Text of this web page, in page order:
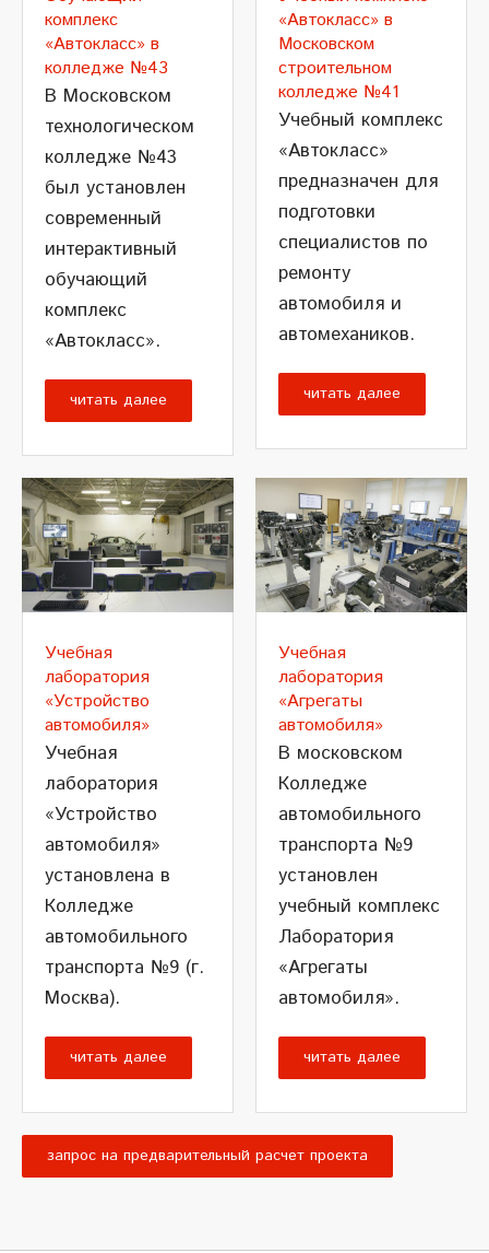
комплекс
«Автокласс» в
колледже №43
В Московском
технологическом
колледже №43
был установлен
современный
интерактивный
обучающий
комплекс
«Автокласс».
читать далее
«Автокласс» в
Московском
строительном
колледже №41
Учебный комплекс
«Автокласс»
предназначен для
подготовки
специалистов по
ремонту
автомобиля и
автомехаников.
читать далее
Учебная
лаборатория
«Устройство
автомобиля»
Учебная
лаборатория
«Устройство
автомобиля»
установлена в
Колледже
автомобильного
транспорта №9 (г.
Москва).
читать далее
Учебная
лаборатория
«Агрегаты
автомобиля»
В московском
Колледже
автомобильного
транспорта №9
установлен
учебный комплекс
Лаборатория
«Агрегаты
автомобиля».
читать далее
запрос на предварительный расчет проекта